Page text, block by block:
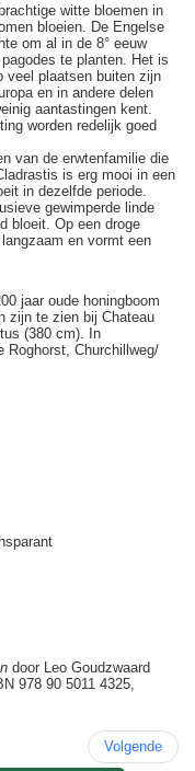
witte bloemen in
bloeien. De Engelse
om al in de 8° eeuw
te planten. Het is
veel plaatsen buiten zijn
en in andere delen
aantastingen kent.
worden redelijk goed
van de erwtenfamilie die
is erg mooi in een
in dezelfde periode.
gewimperde linde
bloeit. Op een droge
en vormt een
jaar oude honingboom
zijn te zien bij Chateau
(380 cm). In
Roghorst, Churchillweg/
door Leo Goudzwaard
978 90 5011 4325,
Volgende